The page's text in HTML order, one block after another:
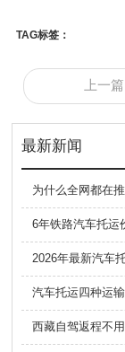
TAG标签：
上一篇
最新新闻
为什么全网都在
2026年最新汽车
汽车托运四种运